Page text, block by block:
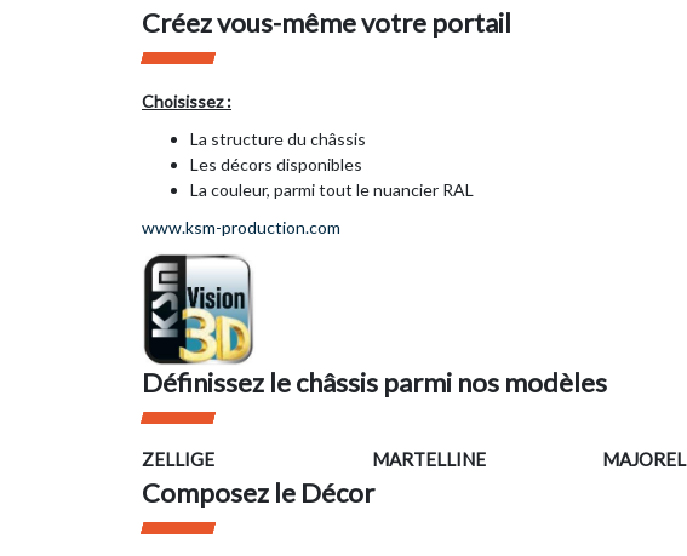
Créez vous-même votre portail
Choisissez :
La structure du châssis
Les décors disponibles
La couleur, parmi tout le nuancier RAL
www.ksm-production.com
Définissez le châssis parmi nos modèles
ZELLIGE MARTELLINE MAJOREL
Composez le Décor